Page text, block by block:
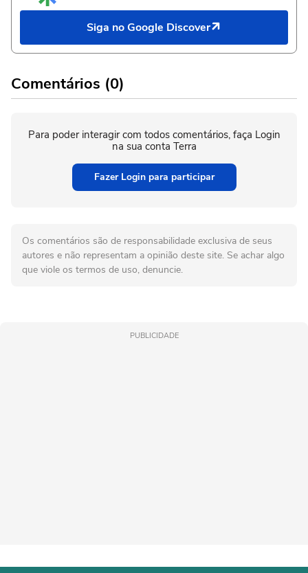
Siga no Google Discover
Comentários (0)
Para poder interagir com todos comentários, faça Login
na sua conta Terra
Fazer Login para participar
Os comentários são de responsabilidade exclusiva de seus
autores e não representam a opinião deste site. Se achar algo
que viole os termos de uso, denuncie.
PUBLICIDADE